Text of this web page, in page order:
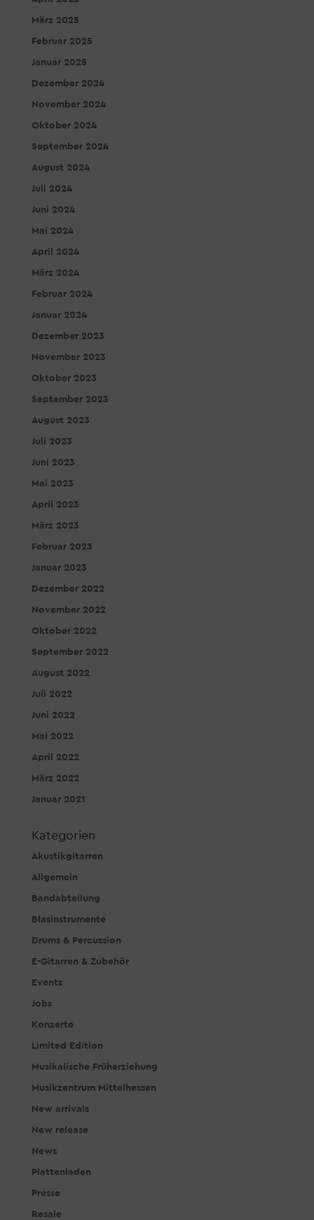
März 2025
Februar 2025
Januar 2025
Dezember 2024
November 2024
Oktober 2024
September 2024
August 2024
Juli 2024
Juni 2024
Mai 2024
April 2024
März 2024
Februar 2024
Januar 2024
Dezember 2023
November 2023
Oktober 2023
September 2023
August 2023
Juli 2023
Juni 2023
Mai 2023
April 2023
März 2023
Februar 2023
Januar 2023
Dezember 2022
November 2022
Oktober 2022
September 2022
August 2022
Juli 2022
Juni 2022
Mai 2022
April 2022
März 2022
Januar 2021
Kategorien
Akustikgitarren
Allgemein
Bandabteilung
Blasinstrumente
Drums & Percussion
E-Gitarren & Zubehör
Events
Jobs
Konzerte
Limited Edition
Musikalische Früherziehung
Musikzentrum Mittelhessen
New arrivals
New release
News
Plattenladen
Presse
Resale